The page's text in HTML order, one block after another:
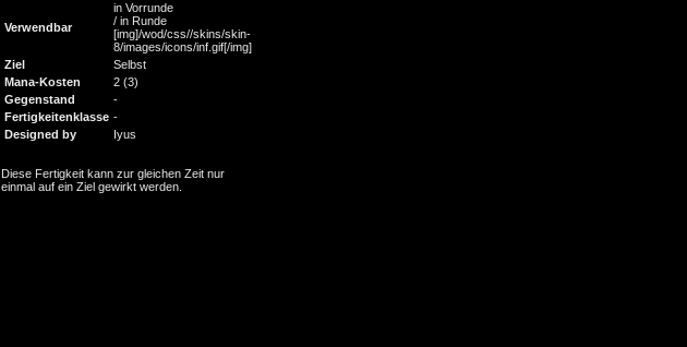
Verwendbar
in Vorrunde
/ in Runde
[img]/wod/css//skins/skin-
8/images/icons/inf.gif[/img]
Ziel
Selbst
Mana-Kosten
2 (3)
Gegenstand
-
Fertigkeitenklasse -
Designed by
Iyus
Diese Fertigkeit kann zur gleichen Zeit nur
einmal auf ein Ziel gewirkt werden.